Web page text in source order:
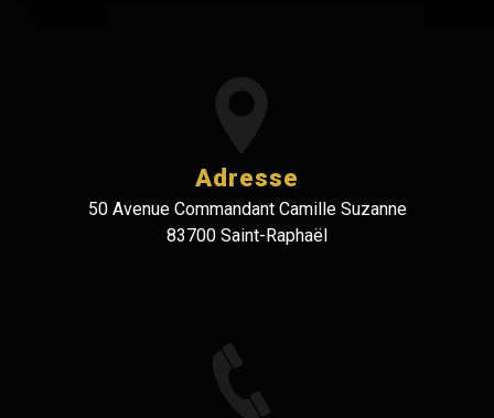
Adresse
50 Avenue Commandant Camille Suzanne
83700 Saint-Raphaël